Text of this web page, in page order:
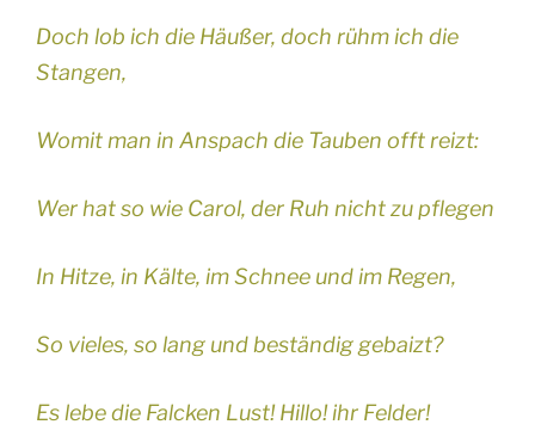
Doch lob ich die Häußer, doch rühm ich die
Stangen,
Womit man in Anspach die Tauben offt reizt:
Wer hat so wie Carol, der Ruh nicht zu pflegen
In Hitze, in Kälte, im Schnee und im Regen,
So vieles, so lang und beständig gebaizt?
Es lebe die Falcken Lust! Hillo! ihr Felder!